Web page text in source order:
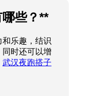
些？**
乐趣，结识
时还可以增
武汉夜跑搭子